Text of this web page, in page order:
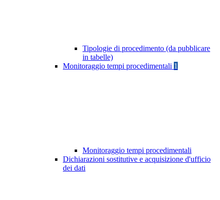
Tipologie di procedimento (da pubblicare
in tabelle)
Monitoraggio tempi procedimentali 1
Monitoraggio tempi procedimentali
Dichiarazioni sostitutive e acquisizione d'ufficio
dei dati